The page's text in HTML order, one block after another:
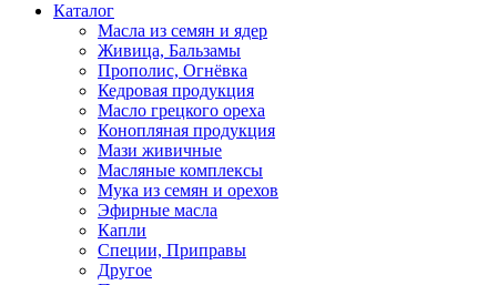
Каталог
Масла из семян и ядер
Живица, Бальзамы
Прополис, Огнёвка
Кедровая продукция
Масло грецкого ореха
Конопляная продукция
Мази живичные
Масляные комплексы
Мука из семян и орехов
Эфирные масла
Капли
Специи, Приправы
Другое